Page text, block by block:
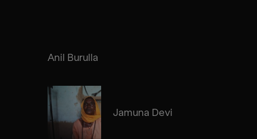
Anil Burulla
Jamuna Devi